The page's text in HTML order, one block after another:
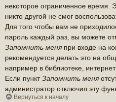
некоторое ограниченное время.
никто другой не смог
Для того чтобы вам не
пароль каждый раз, вы можете
Запомнить меня при входе на
рекомендуется делать это на
например в библиотеке,
Если пунктЗапомнить меня
администратор отключил эту
Вернуться к началу